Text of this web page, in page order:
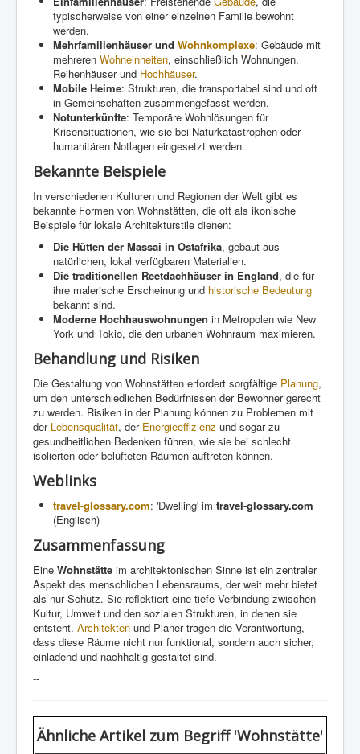
typischerweise von einer einzelnen Familie bewohnt
werden.
Mehrfamilienhäuser und Wohnkomplexe: Gebäude mit
mehreren Wohneinheiten, einschließlich Wohnungen,
Reihenhäuser und Hochhäuser.
Mobile Heime: Strukturen, die transportabel sind und oft
in Gemeinschaften zusammengefasst werden.
Notunterkünfte: Temporäre Wohnlösungen für
Krisensituationen, wie sie bei Naturkatastrophen oder
humanitären Notlagen eingesetzt werden.
Bekannte Beispiele
In verschiedenen Kulturen und Regionen der Welt gibt es
bekannte Formen von Wohnstätten, die oft als ikonische
Beispiele für lokale Architekturstile dienen:
Die Hütten der Massai in Ostafrika, gebaut aus
natürlichen, lokal verfügbaren Materialien.
Die traditionellen Reetdachhäuser in England, die für
ihre malerische Erscheinung und historische Bedeutung
bekannt sind.
Moderne Hochhauswohnungen in Metropolen wie New
York und Tokio, die den urbanen Wohnraum maximieren.
Behandlung und Risiken
Die Gestaltung von Wohnstätten erfordert sorgfältige Planung,
um den unterschiedlichen Bedürfnissen der Bewohner gerecht
zu werden. Risiken in der Planung können zu Problemen mit
der Lebensqualität, der Energieeffizienz und sogar zu
gesundheitlichen Bedenken führen, wie sie bei schlecht
isolierten oder belüfteten Räumen auftreten können.
Weblinks
travel-glossary.com: 'Dwelling' im travel-glossary.com
(Englisch)
Zusammenfassung
Eine Wohnstätte im architektonischen Sinne ist ein zentraler
Aspekt des menschlichen Lebensraums, der weit mehr bietet
als nur Schutz. Sie reflektiert eine tiefe Verbindung zwischen
Kultur, Umwelt und den sozialen Strukturen, in denen sie
entsteht. Architekten und Planer tragen die Verantwortung,
dass diese Räume nicht nur funktional, sondern auch sicher,
einladend und nachhaltig gestaltet sind.
--
Ähnliche Artikel zum Begriff 'Wohnstätte'